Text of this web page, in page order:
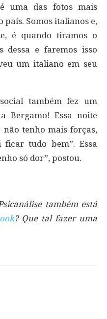
uma das fotos mais
país. Somos italianos e,
é quando tiramos o
dessa e faremos isso
um italiano em seu
também fez um
Bergamo! Essa noite
tenho mais forças,
tudo bem”. Essa
só dor”, postou.
também está
? Que tal fazer uma